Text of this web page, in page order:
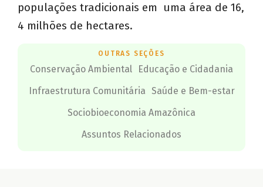
populações tradicionais em uma área de 16,
4 milhões de hectares.
OUTRAS SEÇÕES
Conservação Ambiental
Educação e Cidadania
Infraestrutura Comunitária Saúde e Bem-estar
Sociobioeconomia Amazônica
Assuntos Relacionados